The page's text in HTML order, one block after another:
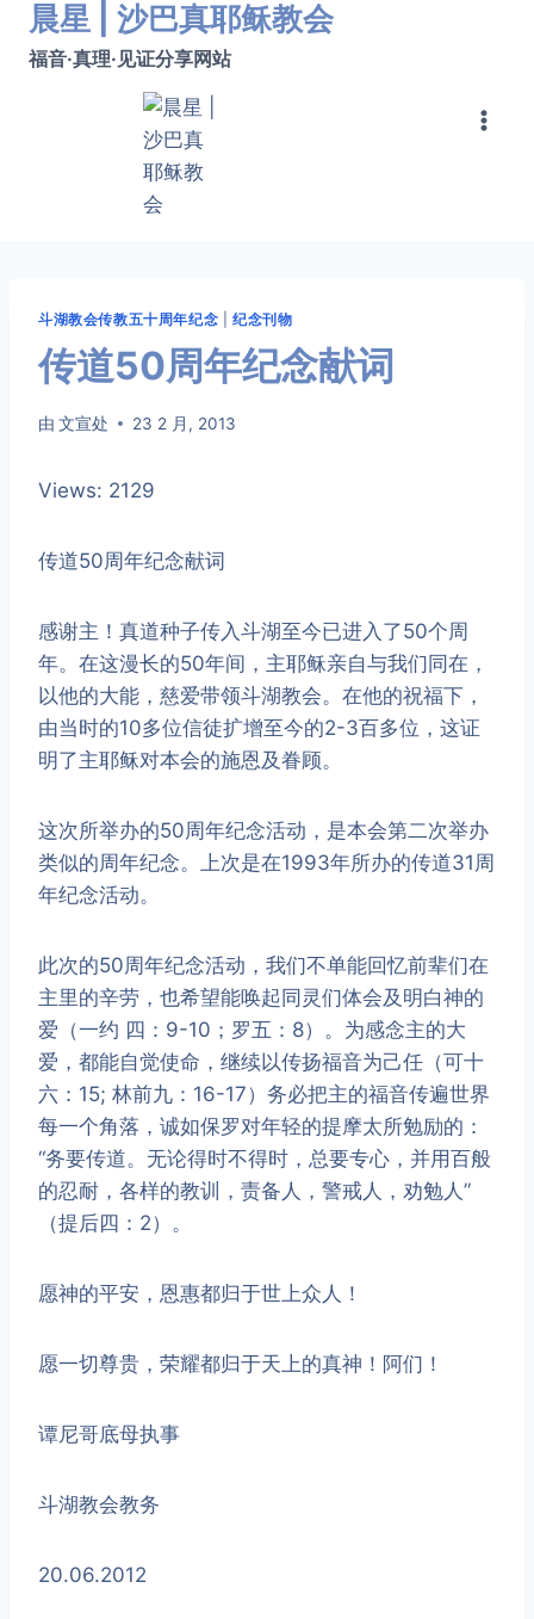
晨星 | 沙巴真耶稣教会
福音·真理·见证分享网站
斗湖教会传教五十周年纪念 纪念刊物
传道50周年纪念献词
由 文宣处 23 2 月, 2013
Views: 2129
传道50周年纪念献词
感谢主！真道种子传入斗湖至今已进入了50个周
年。在这漫长的50年间，主耶稣亲自与我们同在，
以他的大能，慈爱带领斗湖教会。在他的祝福下，
由当时的10多位信徒扩增至今的2-3百多位，这证
明了主耶稣对本会的施恩及眷顾。
这次所举办的50周年纪念活动，是本会第二次举办
类似的周年纪念。上次是在1993年所办的传道31周
年纪念活动。
此次的50周年纪念活动，我们不单能回忆前辈们在
主里的辛劳，也希望能唤起同灵们体会及明白神的
爱（一约 四：9-10；罗五：8）。为感念主的大
爱，都能自觉使命，继续以传扬福音为己任（可十
六：15; 林前九：16-17）务必把主的福音传遍世界
每一个角落，诚如保罗对年轻的提摩太所勉励的：
“务要传道。无论得时不得时，总要专心，并用百般
的忍耐，各样的教训，责备人，警戒人，劝勉人”
（提后四：2）。
愿神的平安，恩惠都归于世上众人！
愿一切尊贵，荣耀都归于天上的真神！阿们！
谭尼哥底母执事
斗湖教会教务
20.06.2012